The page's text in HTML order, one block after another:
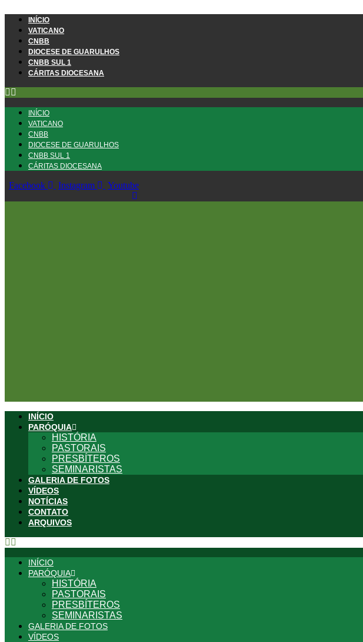
para
conteúdo
INÍCIO
VATICANO
CNBB
DIOCESE DE GUARULHOS
CNBB SUL 1
CÁRITAS DIOCESANA
INÍCIO
VATICANO
CNBB
DIOCESE DE GUARULHOS
CNBB SUL 1
CÁRITAS DIOCESANA
Facebook Instagram Youtube
INÍCIO
PARÓQUIA
HISTÓRIA
PASTORAIS
PRESBÍTEROS
SEMINARISTAS
GALERIA DE FOTOS
VÍDEOS
NOTÍCIAS
CONTATO
ARQUIVOS
INÍCIO
PARÓQUIA
HISTÓRIA
PASTORAIS
PRESBÍTEROS
SEMINARISTAS
GALERIA DE FOTOS
VÍDEOS